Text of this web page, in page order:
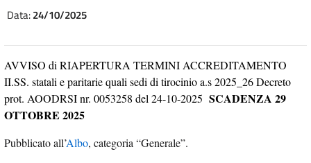
Data:24/10/2025
AVVISO di RIAPERTURA TERMINI ACCREDITAMENTO
II.SS. statali e paritarie quali sedi di tirocinio a.s 2025_26 Decreto
prot. AOODRSI nr. 0053258 del 24-10-2025 SCADENZA 29
OTTOBRE 2025
Pubblicato all’Albo, categoria “Generale”.